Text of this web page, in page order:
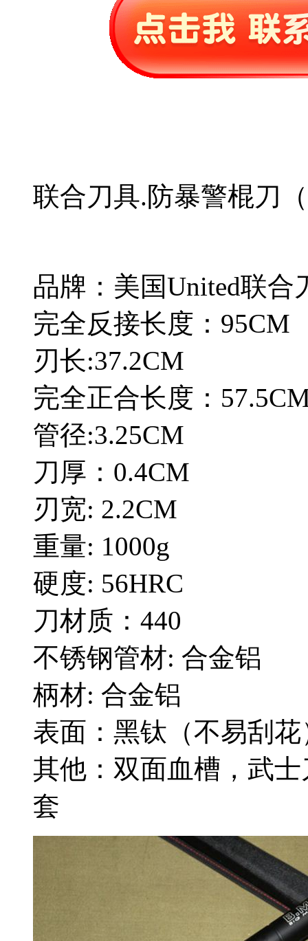
联合刀具.防暴警棍刀
品牌：美国United联合
完全反接长度：95CM
刃长:37.2CM
完全正合长度：
管径:3.25CM
刀厚：0.4CM
刃宽: 2.2CM
重量: 1000g
硬度: 56HRC
刀材质：440
不锈钢管材: 合金铝
柄材: 合金铝
表面：黑钛（不易刮花
其他：双面血槽，武
套